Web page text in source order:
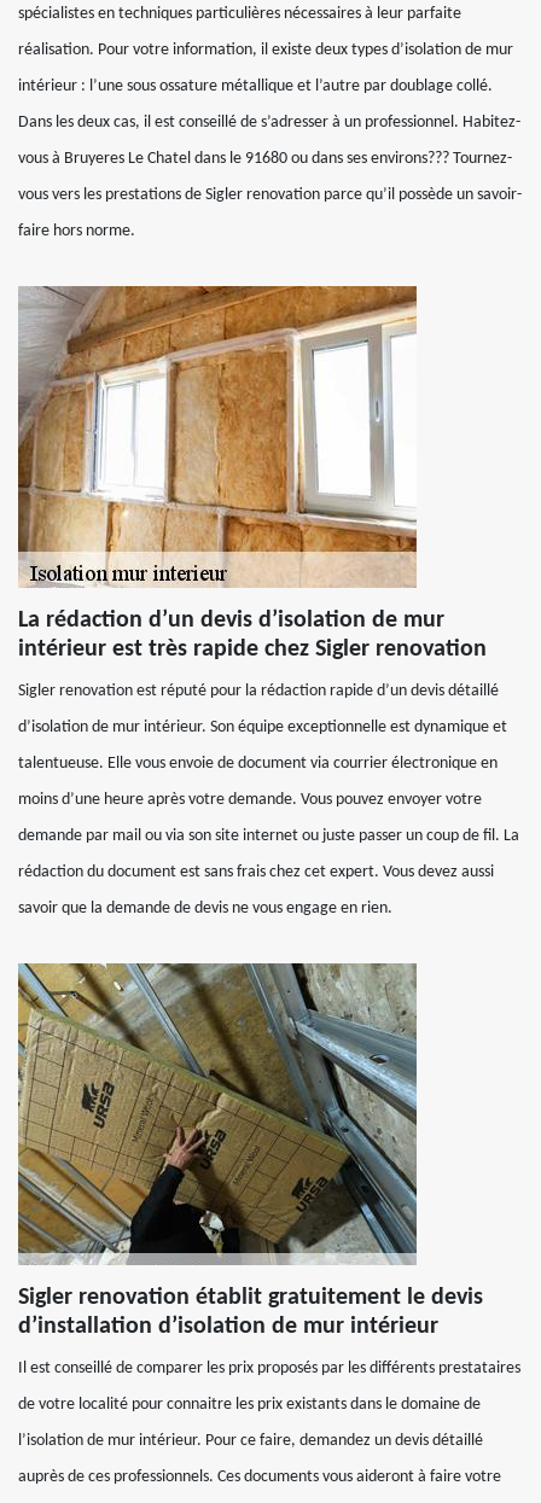
spécialistes en techniques particulières nécessaires à leur parfaite
réalisation. Pour votre information, il existe deux types d’isolation de mur
intérieur : l’une sous ossature métallique et l’autre par doublage collé.
Dans les deux cas, il est conseillé de s’adresser à un professionnel. Habitez-
vous à Bruyeres Le Chatel dans le 91680 ou dans ses environs??? Tournez-
vous vers les prestations de Sigler renovation parce qu’il possède un savoir-
faire hors norme.
La rédaction d’un devis d’isolation de mur
intérieur est très rapide chez Sigler renovation
Sigler renovation est réputé pour la rédaction rapide d’un devis détaillé
d’isolation de mur intérieur. Son équipe exceptionnelle est dynamique et
talentueuse. Elle vous envoie de document via courrier électronique en
moins d’une heure après votre demande. Vous pouvez envoyer votre
demande par mail ou via son site internet ou juste passer un coup de fil. La
rédaction du document est sans frais chez cet expert. Vous devez aussi
savoir que la demande de devis ne vous engage en rien.
Sigler renovation établit gratuitement le devis
d’installation d’isolation de mur intérieur
Il est conseillé de comparer les prix proposés par les différents prestataires
de votre localité pour connaitre les prix existants dans le domaine de
l’isolation de mur intérieur. Pour ce faire, demandez un devis détaillé
auprès de ces professionnels. Ces documents vous aideront à faire votre